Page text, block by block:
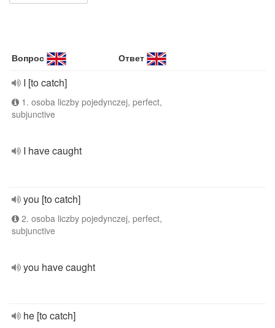
Вопрос Ответ
I [to catch]
1. osoba liczby pojedynczej, perfect,
subjunctive
I have caught
you [to catch]
2. osoba liczby pojedynczej, perfect,
subjunctive
you have caught
he [to catch]